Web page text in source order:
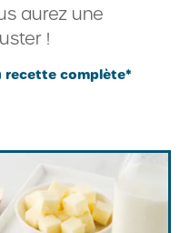
aurez une
!
recette complète*